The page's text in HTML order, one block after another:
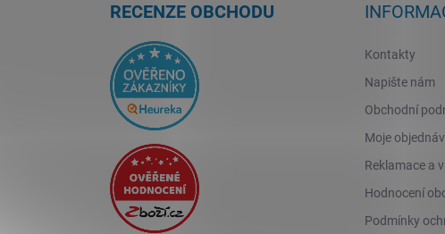
RECENZE OBCHODU
Kontakty
Napište nám
Obchodní
Moje
Reklamace a
Hodnocení
Podmínky